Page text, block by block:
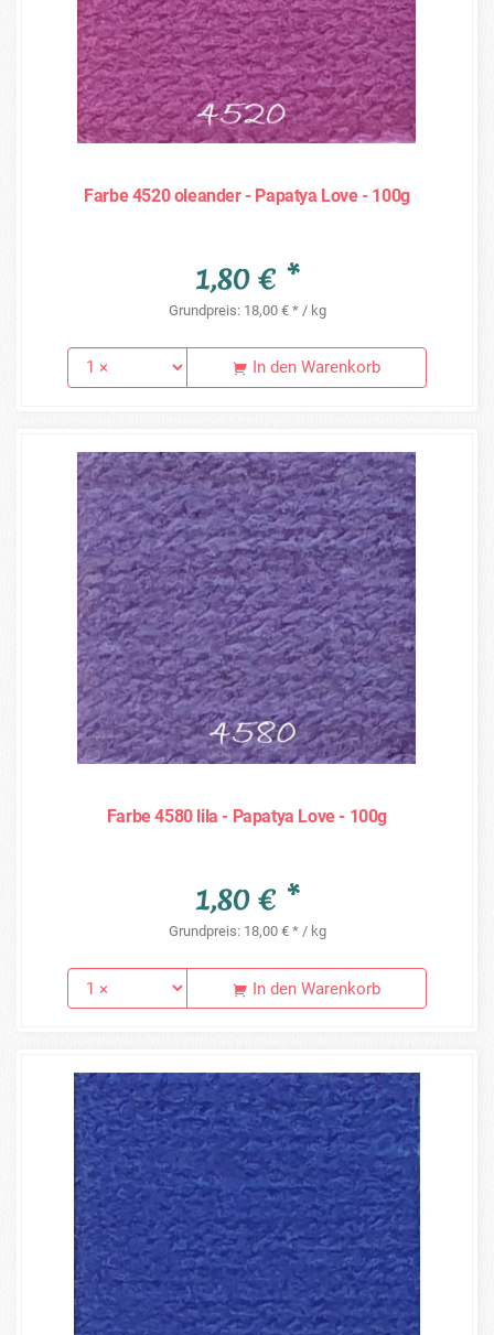
Farbe 4520 oleander - Papatya Love - 100g
1,80 € *
Grundpreis: 18,00 € * / kg
In den Warenkorb
Farbe 4580 lila - Papatya Love - 100g
1,80 € *
Grundpreis: 18,00 € * / kg
In den Warenkorb